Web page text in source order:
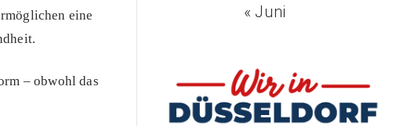
eine
– obwohl das
« Juni